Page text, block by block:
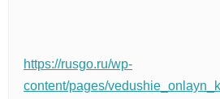
https://rusgo.ru/wp-
content/pages/